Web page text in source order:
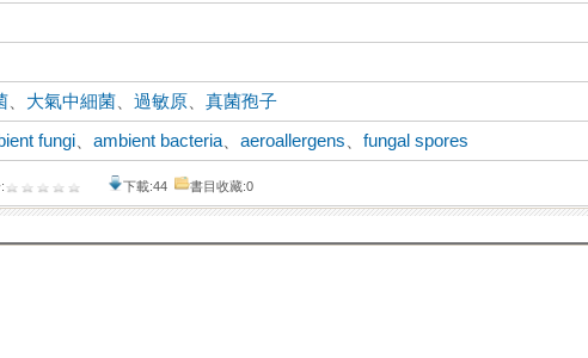
大氣中細菌 、過敏原 、真菌孢子
fungi 、ambient bacteria 、aeroallergens 、fungal spores
下載:44 書目收藏:0